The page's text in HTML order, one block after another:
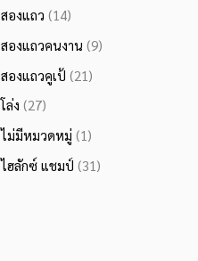
สองแถว (14)
สองแถวคนงาน (9)
สองแถวคูเป้ (21)
โล่ง (27)
ไม่มีหมวดหมู่ (1)
ไฮลักซ์ แชมป์ (31)